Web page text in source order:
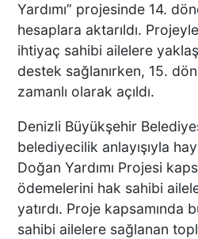
Yardımı” projesinde 14.
hesaplara aktarıldı.
ihtiyaç sahibi ailelere
destek sağlanırken, 15.
zamanlı olarak açıldı.
Denizli Büyükşehir
belediyecilik anlayışıyla
Doğan Yardımı Projesi
ödemelerini hak sahibi
yatırdı. Proje kapsamında
sahibi ailelere sağlanan